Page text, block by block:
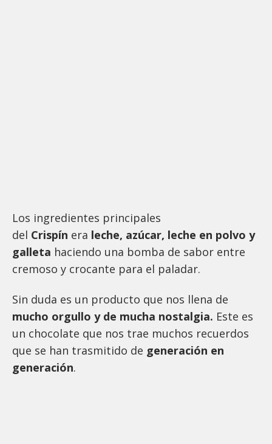
Los ingredientes principales
del Crispín era leche, azúcar, leche en polvo y
galleta haciendo una bomba de sabor entre
cremoso y crocante para el paladar.
Sin duda es un producto que nos llena de
mucho orgullo y de mucha nostalgia. Este es
un chocolate que nos trae muchos recuerdos
que se han trasmitido de generación en
generación.